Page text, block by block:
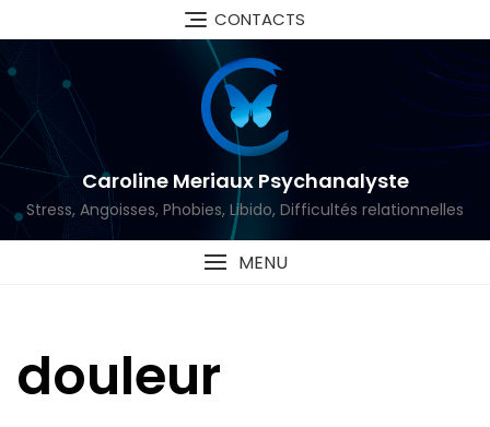
to
content
CONTACTS
Caroline Meriaux Psychanalyste
Stress, Angoisses, Phobies, Libido, Difficultés relationnelles
MENU
douleur